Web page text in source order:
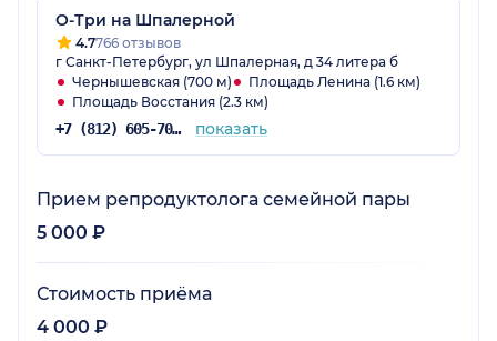
О-Три на Шпалерной
4.7766 отзывов
г Санкт-Петербург, ул Шпалерная, д 34 литера б
Чернышевская (700 м)
Площадь Ленина (1.6 км)
Площадь Восстания (2.3 км)
+7 (812) 605-70-13 показать
Прием репродуктолога семейной пары
5 000 ₽
Стоимость приёма
4 000 ₽